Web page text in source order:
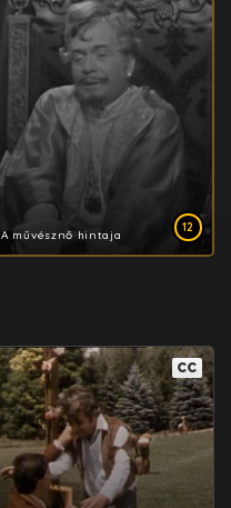
12
A művésznő hintaja
CC